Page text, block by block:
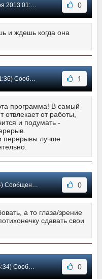
Сообщение #4 0
и ждешь когда она
#3 1
программа! В самый
от работы,
и подумать -
перерывы лучше
#2 0
а то глаза/зрение
сдавать свои
#1 0